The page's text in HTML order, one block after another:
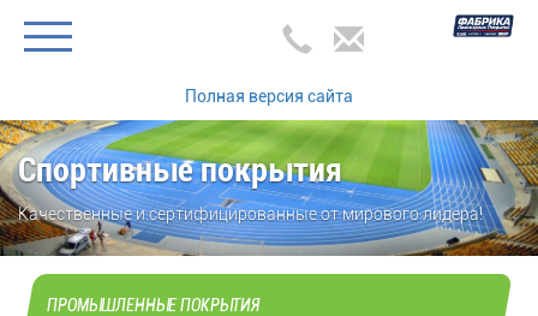
Полная версия сайта
Спортивные покрытия
Качественные и сертифицированные от мирового лидера!
ПРОМЫШЛЕННЫЕ ПОКРЫТИЯ